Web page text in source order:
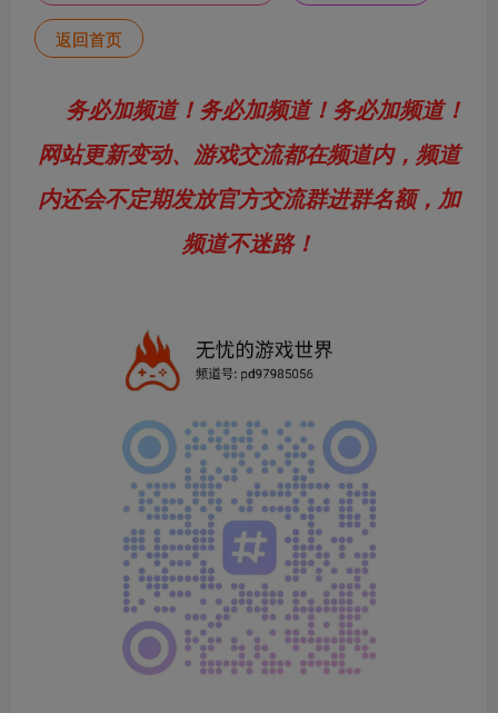
返回首页
务必加频道！务必加频道！务必加频道！
网站更新变动、游戏交流都在频道内，频道
内还会不定期发放官方交流群进群名额，加
频道不迷路！